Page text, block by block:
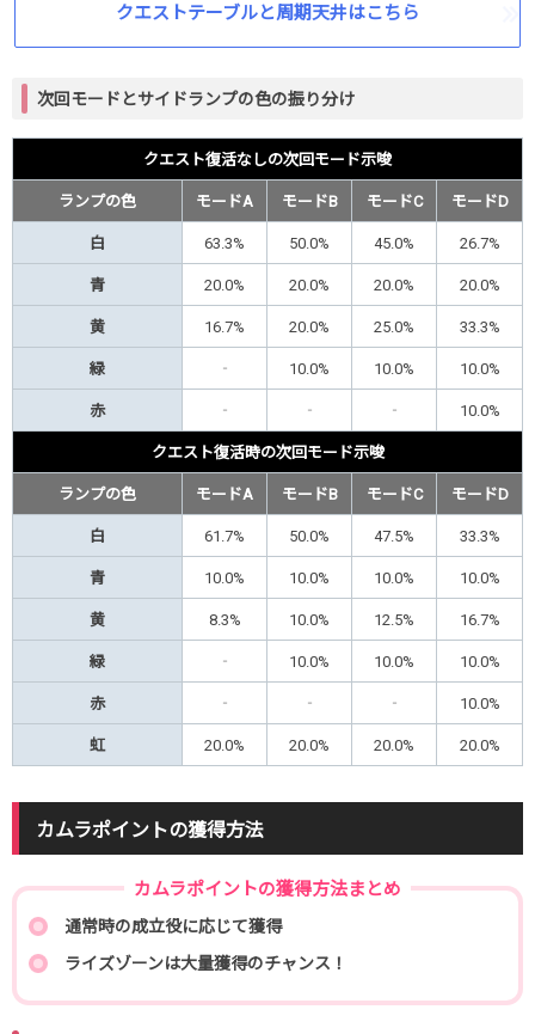
クエストテーブルと周期天井はこちら
次回モードとサイドランプの色の振り分け
クエスト復活なしの次回モード示唆
ランプの色 モードA モードB モードC モードD
白 63.3% 50.0% 45.0% 26.7%
青 20.0% 20.0% 20.0% 20.0%
黄 16.7% 20.0% 25.0% 33.3%
緑 ‐ 10.0% 10.0% 10.0%
赤 ‐ ‐ ‐ 10.0%
クエスト復活時の次回モード示唆
ランプの色 モードA モードB モードC モードD
白 61.7% 50.0% 47.5% 33.3%
青 10.0% 10.0% 10.0% 10.0%
黄 8.3% 10.0% 12.5% 16.7%
緑 ‐ 10.0% 10.0% 10.0%
赤 ‐ ‐ ‐ 10.0%
虹 20.0% 20.0% 20.0% 20.0%
カムラポイントの獲得方法
カムラポイントの獲得方法まとめ
通常時の成立役に応じて獲得
ライズゾーンは大量獲得のチャンス！